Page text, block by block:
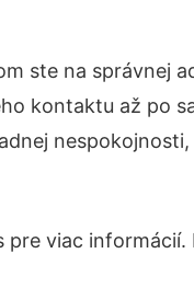
ste na správnej
kontaktu až po
viac informácií.